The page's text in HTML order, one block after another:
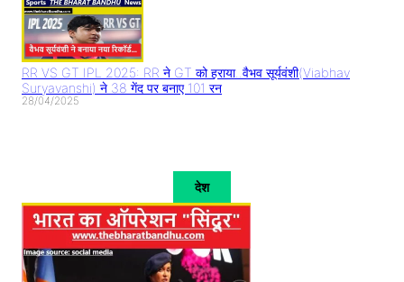
RR VS GT IPL 2025: RR ने GT को हराया..वैभव सूर्यवंशी(Viabhav
Suryavanshi) ने 38 गेंद पर बनाए 101 रन
28/04/2025
देश